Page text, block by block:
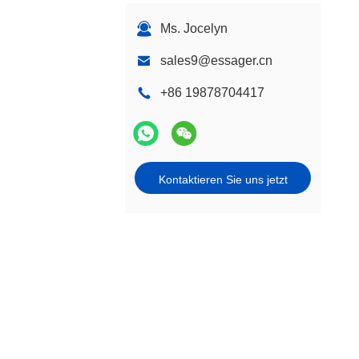
Ms. Jocelyn
sales9@essager.cn
+86 19878704417
Kontaktieren Sie uns jetzt